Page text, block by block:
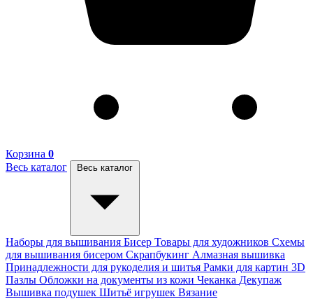
Корзина 0
Весь каталог
Весь каталог
Наборы для вышивания Бисер Товары для художников Схемы
для вышивания бисером Скрапбукинг Алмазная вышивка
Принадлежности для рукоделия и шитья Рамки для картин 3D
Пазлы Обложки на документы из кожи Чеканка Декупаж
Вышивка подушек Шитьё игрушек Вязание